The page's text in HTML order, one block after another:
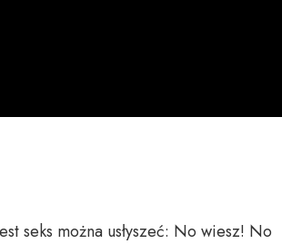
seks można usłyszeć: No wiesz! No